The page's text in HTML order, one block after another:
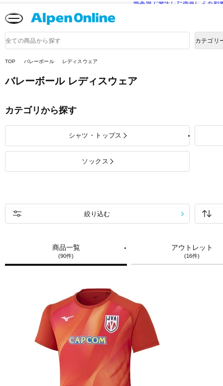
熊本県で発生した地震による影
品
検
カテゴリ
TOP バレーボール レディスウェア
バレーボール レディスウェア
カテゴリから探す
シャツ・トップス
ソックス
商品一覧
(90件)
アウトレット
(16件)
絞り込む